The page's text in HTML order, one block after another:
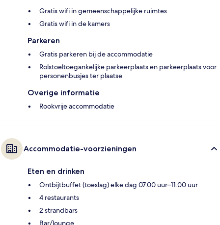
Gratis wifi in gemeenschappelijke ruimtes
Gratis wifi in de kamers
Parkeren
Gratis parkeren bij de accommodatie
Rolstoeltoegankelijke parkeerplaats en parkeerplaats voor
personenbusjes ter plaatse
Overige informatie
Rookvrije accommodatie
Accommodatie-voorzieningen
Eten en drinken
Ontbijtbuffet (toeslag) elke dag 07.00 uur–11.00 uur
4 restaurants
2 strandbars
Bar/lounge